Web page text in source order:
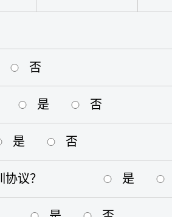
否
是 否
是 否
议？ 是